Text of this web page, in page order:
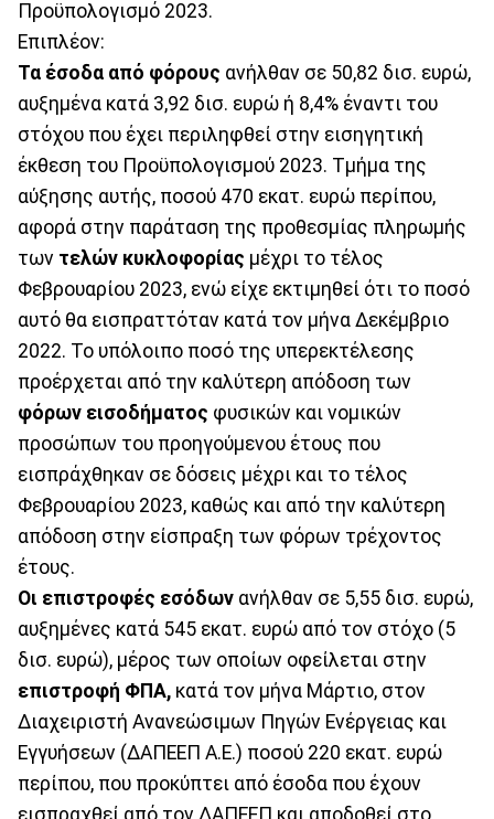
Προϋπολογισμό 2023.
Επιπλέον:
Τα έσοδα από φόρους ανήλθαν σε 50,82 δισ. ευρώ,
αυξημένα κατά 3,92 δισ. ευρώ ή 8,4% έναντι του
στόχου που έχει περιληφθεί στην εισηγητική
έκθεση του Προϋπολογισμού 2023. Τμήμα της
αύξησης αυτής, ποσού 470 εκατ. ευρώ περίπου,
αφορά στην παράταση της προθεσμίας πληρωμής
των τελών κυκλοφορίας μέχρι το τέλος
Φεβρουαρίου 2023, ενώ είχε εκτιμηθεί ότι το ποσό
αυτό θα εισπραττόταν κατά τον μήνα Δεκέμβριο
2022. Το υπόλοιπο ποσό της υπερεκτέλεσης
προέρχεται από την καλύτερη απόδοση των
φόρων εισοδήματος φυσικών και νομικών
προσώπων του προηγούμενου έτους που
εισπράχθηκαν σε δόσεις μέχρι και το τέλος
Φεβρουαρίου 2023, καθώς και από την καλύτερη
απόδοση στην είσπραξη των φόρων τρέχοντος
έτους.
Οι επιστροφές εσόδων ανήλθαν σε 5,55 δισ. ευρώ,
αυξημένες κατά 545 εκατ. ευρώ από τον στόχο (5
δισ. ευρώ), μέρος των οποίων οφείλεται στην
επιστροφή ΦΠΑ, κατά τον μήνα Μάρτιο, στον
Διαχειριστή Ανανεώσιμων Πηγών Ενέργειας και
Εγγυήσεων (ΔΑΠΕΕΠ Α.Ε.) ποσού 220 εκατ. ευρώ
περίπου, που προκύπτει από έσοδα που έχουν
εισπραχθεί από τον ΔΑΠΕΕΠ και αποδοθεί στο